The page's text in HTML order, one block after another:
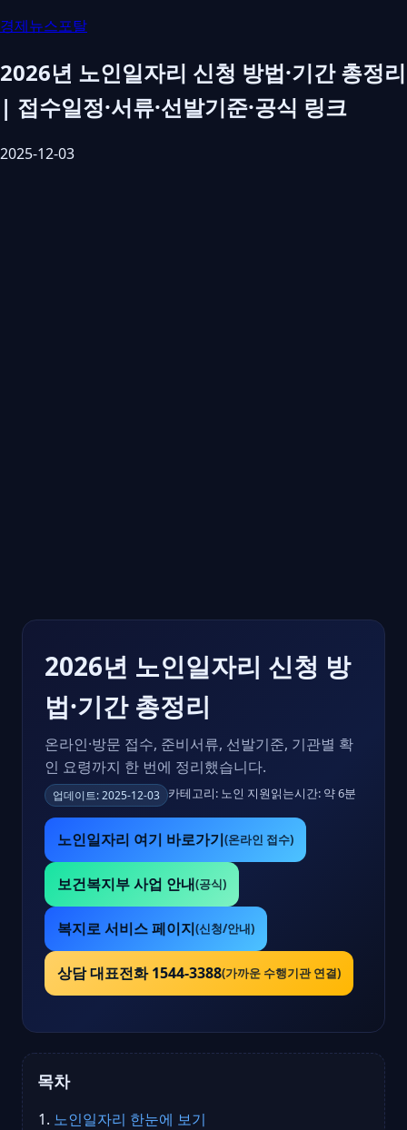
경제뉴스포탈
2026년 노인일자리 신청 방법·기간 총정리
| 접수일정·서류·선발기준·공식 링크
2025-12-03
2026년 노인일자리 신청 방
법·기간 총정리
온라인·방문 접수, 준비서류, 선발기준, 기관별 확
인 요령까지 한 번에 정리했습니다.
업데이트: 2025-12-03 카테고리: 노인 지원읽는시간: 약 6분
노인일자리 여기 바로가기(온라인 접수)
보건복지부 사업 안내(공식)
복지로 서비스 페이지(신청/안내)
상담 대표전화 1544-3388(가까운 수행기관 연결)
목차
노인일자리 한눈에 보기